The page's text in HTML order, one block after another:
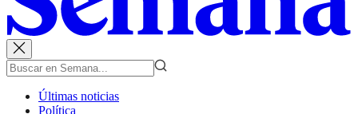
Últimas noticias
Política